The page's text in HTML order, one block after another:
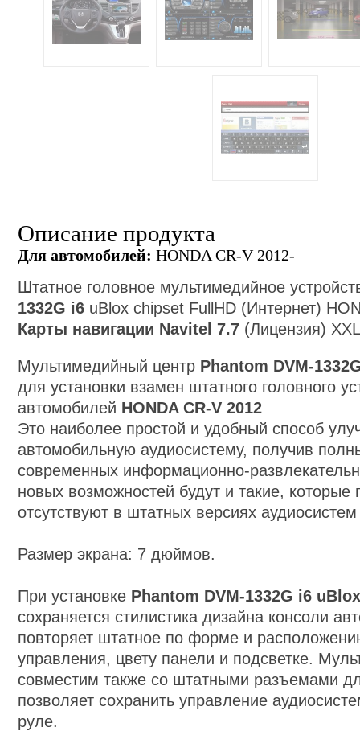
Описание продукта
Для автомобилей: HONDA CR-V 2012-
Штатное головное мультимедийное
1332G i6 uBlox chipset FullHD (Интернет)
Карты навигации Navitel 7.7 (Лицензия)
Мультимедийный центр Phantom DVM-
для установки взамен штатного головного
автомобилей HONDA CR-V 2012
Это наиболее простой и удобный способ
автомобильную аудиосистему, получив
современных информационно-
новых возможностей будут и такие, которые
отсутствуют в штатных версиях
Размер экрана: 7 дюймов.
При установке Phantom DVM-1332G i6
сохраняется стилистика дизайна консоли
повторяет штатное по форме и
управления, цвету панели и подсветке.
совместим также со штатными разъемами
позволяет сохранить управление
руле.